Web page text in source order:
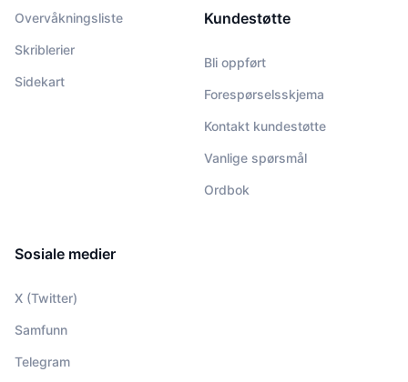
Overvåkningsliste
Skriblerier
Sidekart
Kundestøtte
Bli oppført
Forespørselsskjema
Kontakt kundestøtte
Vanlige spørsmål
Ordbok
Sosiale medier
X (Twitter)
Samfunn
Telegram